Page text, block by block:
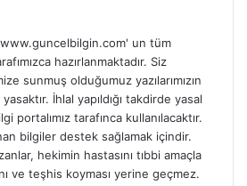
un tüm
hazırlanmaktadır. Siz
sunmuş olduğumuz yazılarımızın
İhlal yapıldığı takdirde yasal
portalımız tarafınca kullanılacaktır.
bilgiler destek sağlamak içindir.
hekimin hastasını tıbbi amaçla
ve teşhis koyması yerine geçmez.